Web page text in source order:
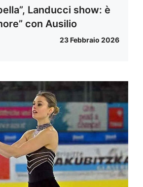
Landucci show: è
con Ausilio
23 Febbraio 2026